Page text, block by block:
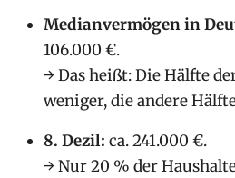
Medianvermögen in
106.000 €.
→ Das heißt: Die Hälfte
weniger, die andere
8. Dezil: ca. 241.000 €.
→ Nur 20 % der